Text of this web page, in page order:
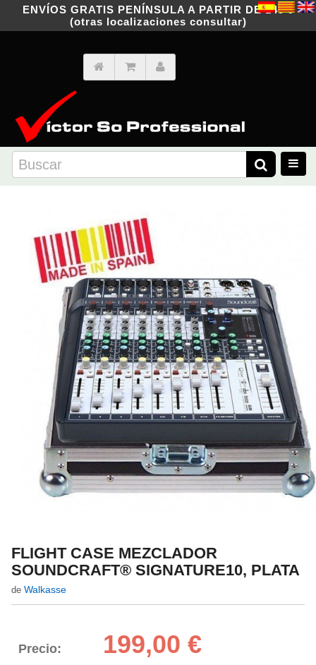
ENVÍOS GRATIS PENÍNSULA A PARTIR DE 149 €
(otras localizaciones consultar)
FLIGHT CASE MEZCLADOR
SOUNDCRAFT® SIGNATURE10, PLATA
de Walkasse
Precio: 199,00 €